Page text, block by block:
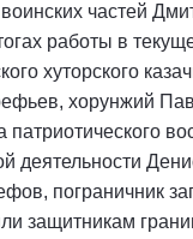
частей
работы в
хуторского
хорунжий
патриотического
деятельности
пограничник
защитникам